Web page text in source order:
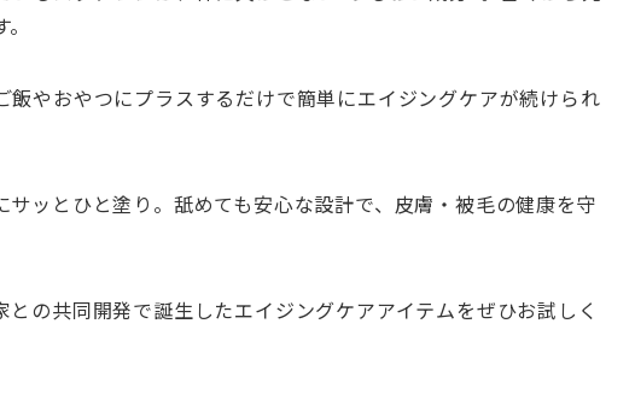
やおやつにプラスするだけで簡単にエイジングケアが続けられ
ッとひと塗り。舐めても安心な設計で、皮膚・被毛の健康を守
の共同開発で誕生したエイジングケアアイテムをぜひお試しく